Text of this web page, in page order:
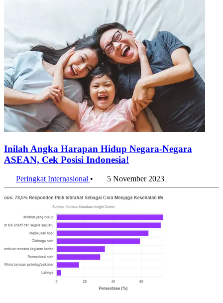
Inilah Angka Harapan Hidup Negara-Negara
ASEAN, Cek Posisi Indonesia!
Peringkat Internasional • 5 November 2023